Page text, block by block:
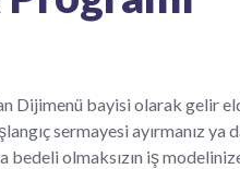
Dijimenü bayisi olarak gelir
sermayesi ayırmanız ya
olmaksızın iş